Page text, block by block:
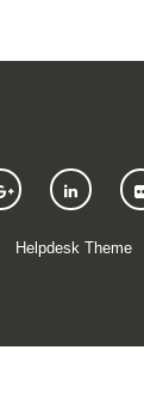
Helpdesk Theme